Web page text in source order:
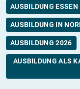
AUSBILDUNG ESSEN
AUSBILDUNG IN
AUSBILDUNG 2026
AUSBILDUNG ALS